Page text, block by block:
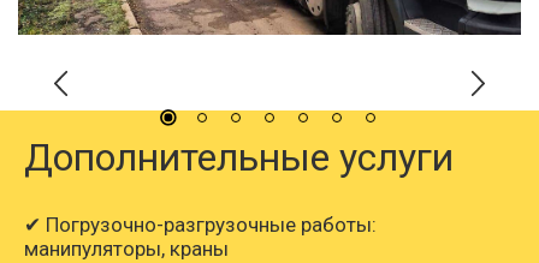
Дополнительные услуги
✔ Погрузочно-разгрузочные работы:
манипуляторы, краны